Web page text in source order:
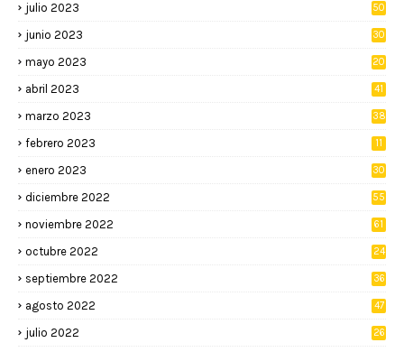
julio 2023 50
junio 2023 30
mayo 2023 20
abril 2023 41
marzo 2023 38
febrero 2023 11
enero 2023 30
diciembre 2022 55
noviembre 2022 61
octubre 2022 24
septiembre 2022 36
agosto 2022 47
julio 2022 26